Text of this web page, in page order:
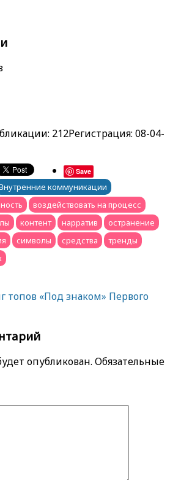
212Регистрация: 08-04-
Save
коммуникации
воздействовать на процесс
контент нарратив
остранение
символы средства
тренды
топов «Под знаком» Первого
опубликован. Обязательные